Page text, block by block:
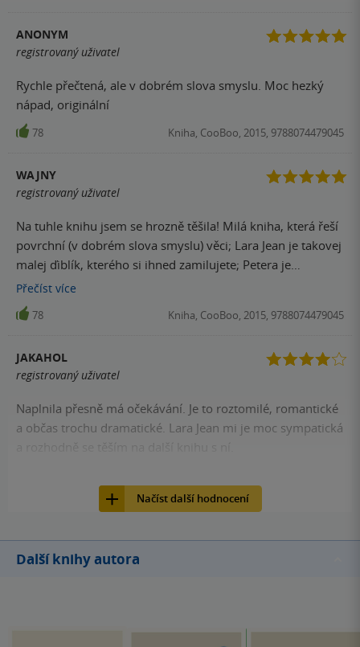
ANONYM
registrovaný uživatel
Rychle přečtená, ale v dobrém slova smyslu. Moc hezký
nápad, originální
78 Kniha, CooBoo, 2015, 9788074479045
WAJNY
registrovaný uživatel
Na tuhle knihu jsem se hrozně těšila! Milá kniha, která řeší
povrchní (v dobrém slova smyslu) věci; Lara Jean je takovej
malej ďiblík, kterého si ihned zamilujete; Petera je
dokonalý hajzlík (jak já je miluji); akorát Margot mi trochu
vadila - působila jako stará malá. Autorčin styl psaní se mi
líbí, není jednoduchý a nejsou zde nudné pasáže.
pokud chcete pořádnou romantiku - tak se do ní pusťte!
Přečíst více
78 Kniha, CooBoo, 2015, 9788074479045
JAKAHOL
registrovaný uživatel
Naplnila přesně má očekávání. Je to roztomilé, romantické
a občas trochu dramatické. Lara Jean mi je moc sympatická
Načíst další hodnocení
Další knihy autora